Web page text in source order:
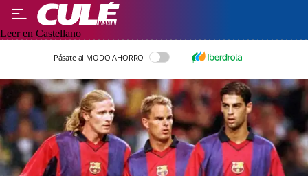
Leer en Castellano
Pásate al MODO AHORRO